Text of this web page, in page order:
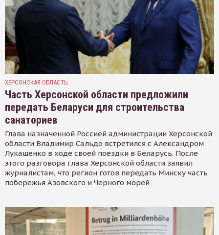
ХЕРСОНСКАЯ ОБЛАСТЬ
Часть Херсонской области предложили
передать Беларуси для строительства
санаториев
Глава назначенной Россией администрации Херсонской
области Владимир Сальдо встретился с Александром
Лукашенко в ходе своей поездки в Беларусь. После
этого разговора глава Херсонской области заявил
журналистам, что регион готов передать Минску часть
побережья Азовского и Черного морей